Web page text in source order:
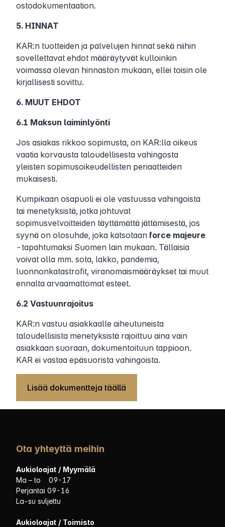
ostodokumentaation.
5. HINNAT
KAR:n tuotteiden ja palvelujen hinnat sekä niihin
sovellettavat ehdot määräytyvät kulloinkin
voimassa olevan hinnaston mukaan, ellei toisin ole
kirjallisesti sovittu.
6. MUUT EHDOT
6.1 Maksun laiminlyönti
Jos asiakas rikkoo sopimusta, on KAR:lla oikeus
vaatia korvausta taloudellisesta vahingosta
yleisten sopimusoikeudellisten periaatteiden
mukaisesti.
Kumpikaan osapuoli ei ole vastuussa vahingoista
tai menetyksistä, jotka johtuvat
sopimusvelvoitteiden täyttämättä jättämisestä, jos
syynä on olosuhde, joka katsotaan force majeure
-tapahtumaksi Suomen lain mukaan. Tällaisia
voivat olla mm. sota, lakko, pandemia,
luonnonkatastrofit, viranomaismääräykset tai muut
ennalta arvaamattomat esteet.
6.2 Vastuunrajoitus
KAR:n vastuu asiakkaalle aiheutuneista
taloudellisista menetyksistä rajoittuu aina vain
asiakkaan suoraan, dokumentoituun tappioon.
KAR ei vastaa epäsuorista vahingoista.
Lisää dokumentteja täällä
Ota yhteyttä meihin
Aukioloajat / Myymälä
Ma – to 09-17
Perjantai 09-16
La-su suljettu
Aukioloajat / Toimisto